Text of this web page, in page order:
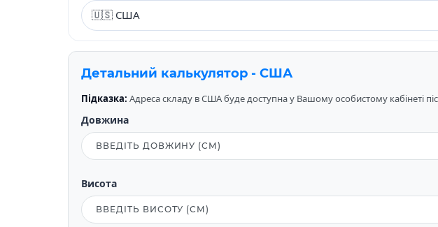
Детальний калькулятор - США
Підказка: Адреса складу в США буде доступна у Вашому особистому кабінеті
Довжина
Висота